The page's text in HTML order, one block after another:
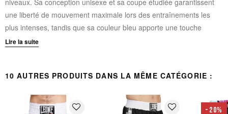
niveaux. Sa conception unisexe et sa coupe étudiée garantissent
une liberté de mouvement maximale lors des entraînements les
plus intenses, tandis que sa couleur bleu apporte une touche
d'élégance intemporelle.
Coupe : Unisexe adaptée à tous les morphotypes
mouvements techniques de boxe
Lire la suite
10 AUTRES PRODUITS DANS LA MÊME CATÉGORIE :
favorite_border favorite_border -20%